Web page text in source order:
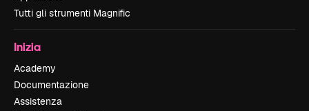
Tutti gli strumenti Magnific
Inizia
Academy
Documentazione
Assistenza